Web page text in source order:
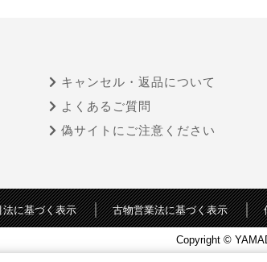
キャンセル・返品について
よくあるご質問
偽サイトにご注意ください
に基づく表示 古物営業法に基づく表示
Copyright ©